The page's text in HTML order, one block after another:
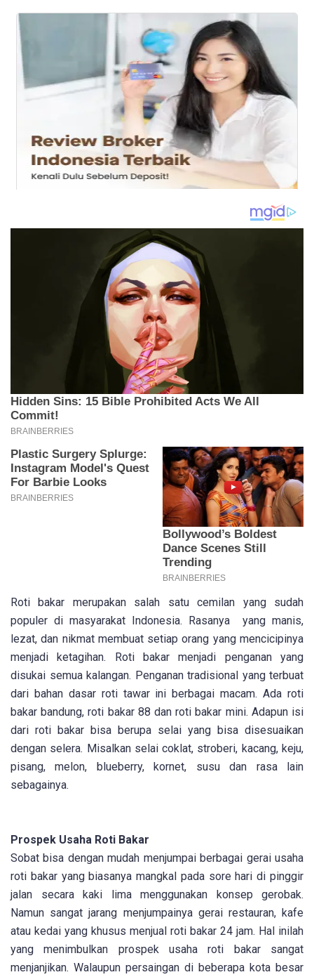
Roti bakar merupakan salah satu cemilan yang sudah
populer di masyarakat Indonesia. Rasanya yang manis,
lezat, dan nikmat membuat setiap orang yang mencicipinya
menjadi ketagihan. Roti bakar menjadi penganan yang
disukai semua kalangan. Penganan tradisional yang terbuat
dari bahan dasar roti tawar ini berbagai macam. Ada roti
bakar bandung, roti bakar 88 dan roti bakar mini. Adapun isi
dari roti bakar bisa berupa selai yang bisa disesuaikan
dengan selera. Misalkan selai coklat, stroberi, kacang, keju,
pisang, melon, blueberry, kornet, susu dan rasa lain
sebagainya.
Prospek Usaha Roti Bakar
Sobat bisa dengan mudah menjumpai berbagai gerai usaha
roti bakar yang biasanya mangkal pada sore hari di pinggir
jalan secara kaki lima menggunakan konsep gerobak.
Namun sangat jarang menjumpainya gerai restauran, kafe
atau kedai yang khusus menjual roti bakar 24 jam. Hal inilah
yang menimbulkan prospek usaha roti bakar sangat
menjanjikan. Walaupun persaingan di beberapa kota besar